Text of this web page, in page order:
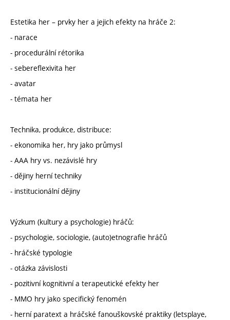
Estetika her – prvky her a jejich efekty na hráče 2:
- narace
- procedurální rétorika
- sebereflexivita her
- avatar
- témata her
Technika, produkce, distribuce:
- ekonomika her, hry jako průmysl
- AAA hry vs. nezávislé hry
- dějiny herní techniky
- institucionální dějiny
Výzkum (kultury a psychologie) hráčů:
- psychologie, sociologie, (auto)etnografie hráčů
- hráčské typologie
- otázka závislosti
- pozitivní kognitivní a terapeutické efekty her
- MMO hry jako specifický fenomén
- herní paratext a hráčské fanouškovské praktiky (letsplaye,